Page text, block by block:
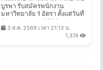
บูรพา รับสมัครพนักงาน
มหาวิทยาลัย 1 อัตรา ตั้งแต่วันที่
3 ส.ค. - 4 ก.ย. 2569
3 ส.ค. 2569 เวลา 21:13 น.
1,374